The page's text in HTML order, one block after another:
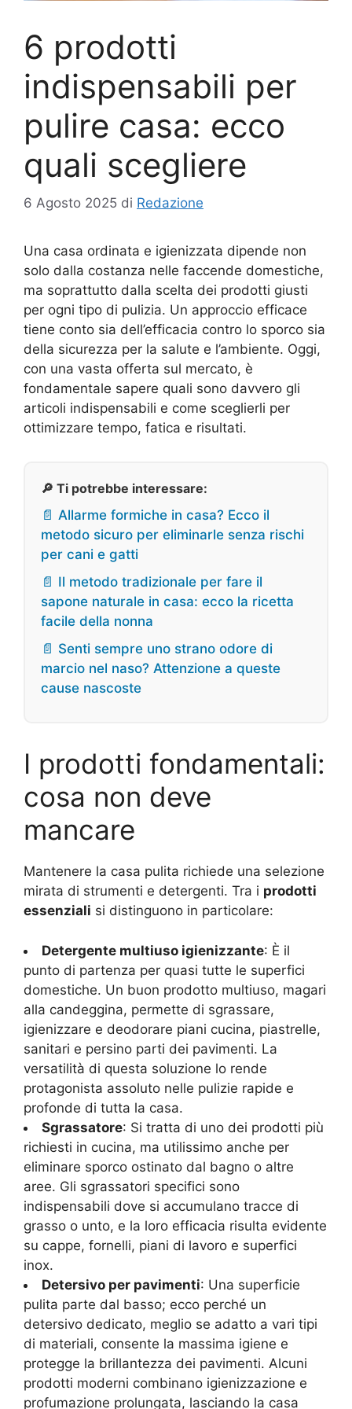
6 prodotti
indispensabili per
pulire casa: ecco
quali scegliere
6 Agosto 2025 di Redazione
Una casa ordinata e igienizzata dipende non
solo dalla costanza nelle faccende domestiche,
ma soprattutto dalla scelta dei prodotti giusti
per ogni tipo di pulizia. Un approccio efficace
tiene conto sia dell’efficacia contro lo sporco sia
della sicurezza per la salute e l’ambiente. Oggi,
con una vasta offerta sul mercato, è
fondamentale sapere quali sono davvero gli
articoli indispensabili e come sceglierli per
ottimizzare tempo, fatica e risultati.
🔎 Ti potrebbe interessare:
📄 Allarme formiche in casa? Ecco il
metodo sicuro per eliminarle senza rischi
per cani e gatti
📄 Il metodo tradizionale per fare il
sapone naturale in casa: ecco la ricetta
facile della nonna
📄 Senti sempre uno strano odore di
marcio nel naso? Attenzione a queste
cause nascoste
I prodotti fondamentali:
cosa non deve
mancare
Mantenere la casa pulita richiede una selezione
mirata di strumenti e detergenti. Tra i prodotti
essenziali si distinguono in particolare:
Detergente multiuso igienizzante: È il
punto di partenza per quasi tutte le superfici
domestiche. Un buon prodotto multiuso, magari
alla candeggina, permette di sgrassare,
igienizzare e deodorare piani cucina, piastrelle,
sanitari e persino parti dei pavimenti. La
versatilità di questa soluzione lo rende
protagonista assoluto nelle pulizie rapide e
profonde di tutta la casa.
Sgrassatore: Si tratta di uno dei prodotti più
richiesti in cucina, ma utilissimo anche per
eliminare sporco ostinato dal bagno o altre
aree. Gli sgrassatori specifici sono
indispensabili dove si accumulano tracce di
grasso o unto, e la loro efficacia risulta evidente
su cappe, fornelli, piani di lavoro e superfici
inox.
Detersivo per pavimenti: Una superficie
pulita parte dal basso; ecco perché un
detersivo dedicato, meglio se adatto a vari tipi
di materiali, consente la massima igiene e
protegge la brillantezza dei pavimenti. Alcuni
prodotti moderni combinano igienizzazione e
profumazione prolungata, lasciando la casa